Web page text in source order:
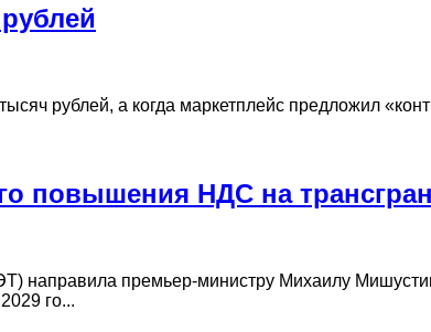
рублей, а когда маркетплейс предложил
повышения НДС на
направила премьер-министру Михаилу
го...